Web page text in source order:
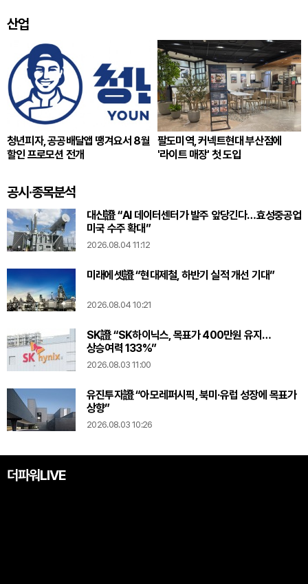
산업
청년피자, 공공배달앱 땡겨요서 8월
할인 프로모션 전개
팔도미역, 커넥트현대 부산점에
'라이트 매장' 첫 도입
공시·종목분석
대신證 “AI 데이터센터가 발주 앞당긴다…효성중공업
미국 수주 확대”
2026.08.04 11:12
미래에셋證 “현대제철, 하반기 실적 개선 기대”
2026.08.04 10:21
SK證 “SK하이닉스, 목표가 400만원 유지…
상승여력 133%”
2026.08.03 11:00
유진투자證 “아모레퍼시픽, 북미·유럽 성장에 목표가
상향”
2026.08.03 10:26
더파워LIVE